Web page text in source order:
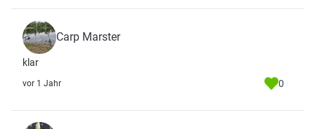
Carp Marster
klar
vor 1 Jahr 0